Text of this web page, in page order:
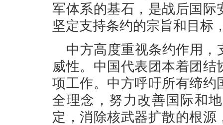
军体系的基石，是战后国
坚定支持条约的宗旨和目标
中方高度重视条约作用
威性。中国代表团本着团
项工作。中方呼吁所有缔
全理念，努力改善国际和
定，消除核武器扩散的根